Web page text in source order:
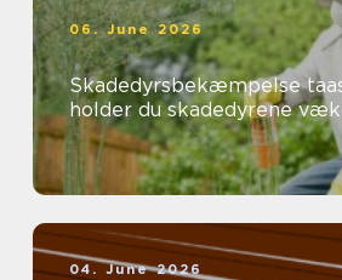
06. June 2026
Skadedyrsbekæmpelse taastrup
holder du skadedyrene
04. June 2026